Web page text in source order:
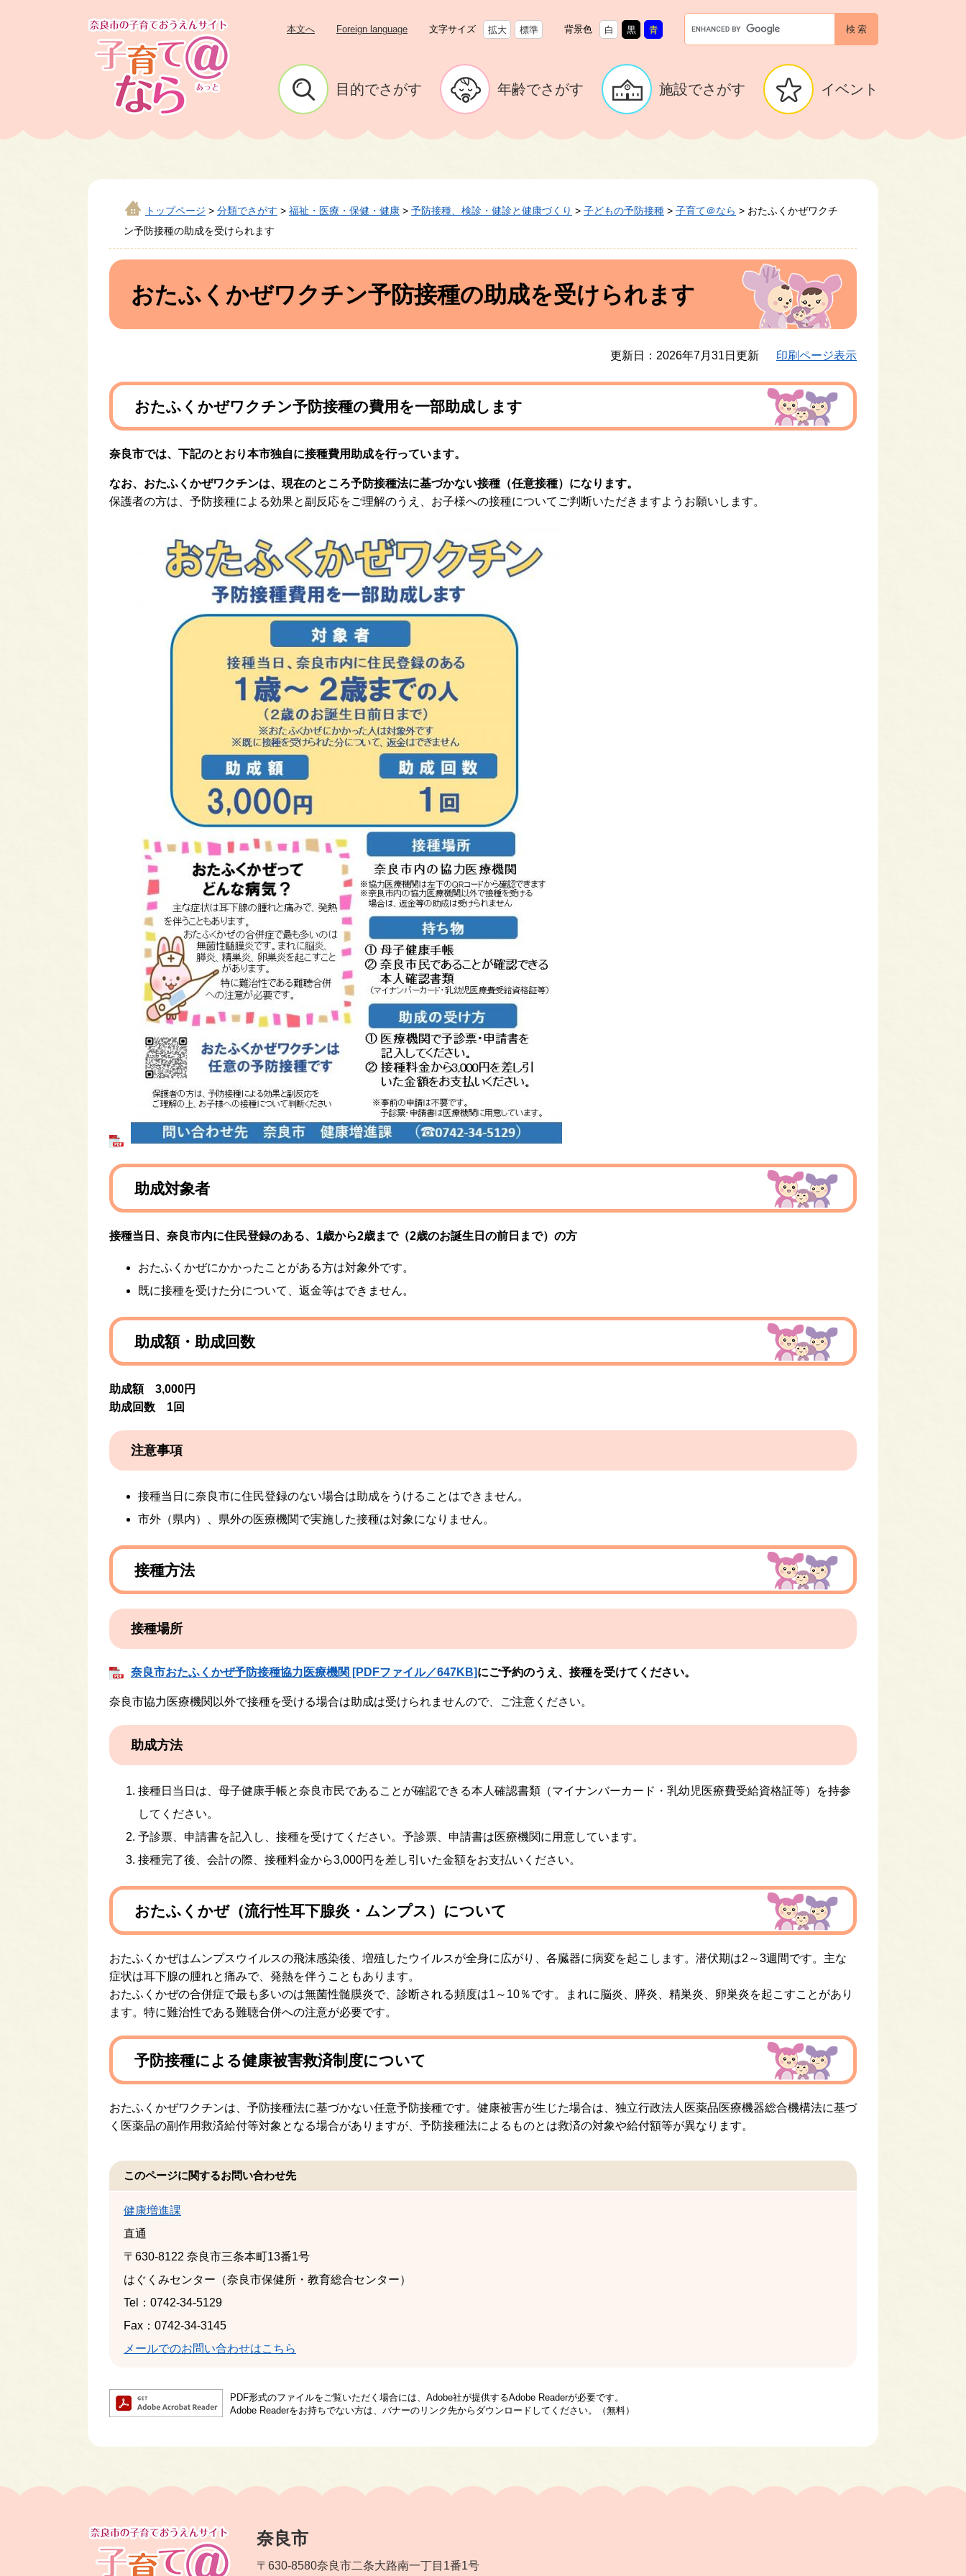
本文へ Foreign language 文字サイズ 拡大 標準 背景色 白 黒 青
o
e
ム
目的でさがす 年齢でさがす 施設でさがす イベント
トップページ > 分類でさがす > 福祉・医療・保健・健康 > 予防接種、検診・健診と健康づくり > 子どもの予防接種 > 子育て＠なら > おたふくかぜワクチ
ン予防接種の助成を受けられます
本
おたふくかぜワクチン予防接種の助成を受けられます
更新日：2026年7月31日更新 印刷ページ表示
おたふくかぜワクチン予防接種の費用を一部助成します
奈良市では、下記のとおり本市独自に接種費用助成を行っています。
なお、おたふくかぜワクチンは、現在のところ予防接種法に基づかない接種（任意接種）になります。
保護者の方は、予防接種による効果と副反応をご理解のうえ、お子様への接種についてご判断いただきますようお願いします。​
助成対象者
接種当日、奈良市内に住民登録のある、1歳から2歳まで（2歳のお誕生日の前日まで）の方
おたふくかぜにかかったことがある方は対象外です。
既に接種を受けた分について、返金等はできません。
助成額・助成回数
助成額 3,000円
助成回数 1回
注意事項
接種当日に奈良市に住民登録のない場合は助成をうけることはできません。
市外（県内）、県外の医療機関で実施した接種は対象になりません。
接種方法
接種場所
奈良市おたふくかぜ予防接種協力医療機関 [PDFファイル／647KB]にご予約のうえ、接種を受けてください。
奈良市協力医療機関以外で接種を受ける場合は助成は受けられませんので、ご注意ください。
助成方法
接種日当日は、母子健康手帳と奈良市民であることが確認できる本人確認書類（マイナンバーカード・乳幼児医療費受給資格証等）を持参
してください。
予診票、申請書を記入し、接種を受けてください。予診票、申請書は医療機関に用意しています。
接種完了後、会計の際、接種料金から3,000円を差し引いた金額をお支払いください。
おたふくかぜ（流行性耳下腺炎・ムンプス）について
おたふくかぜはムンプスウイルスの飛沫感染後、増殖したウイルスが全身に広がり、各臓器に病変を起こします。潜伏期は2～3週間です。主な
症状は耳下腺の腫れと痛みで、発熱を伴うこともあります。
おたふくかぜの合併症で最も多いのは無菌性髄膜炎で、診断される頻度は1～10％です。まれに脳炎、膵炎、精巣炎、卵巣炎を起こすことがあり
ます。特に難治性である難聴合併への注意が必要です。
予防接種による健康被害救済制度について
おたふくかぜワクチンは、予防接種法に基づかない任意予防接種です。健康被害が生じた場合は、独立行政法人医薬品医療機器総合機構法に基づ
く医薬品の副作用救済給付等対象となる場合がありますが、予防接種法によるものとは救済の対象や給付額等が異なります。
このページに関するお問い合わせ先
健康増進課
直通
〒630-8122 奈良市三条本町13番1号
はぐくみセンター（奈良市保健所・教育総合センター）
Tel：0742-34-5129
Fax：0742-34-3145
メールでのお問い合わせはこちら
PDF形式のファイルをご覧いただく場合には、Adobe社が提供するAdobe Readerが必要です。
Adobe Readerをお持ちでない方は、バナーのリンク先からダウンロードしてください。（無料）
奈良市
〒630-8580奈良市二条大路南一丁目1番1号